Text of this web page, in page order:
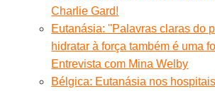
Charlie Gard!
Eutanásia: ''Palavras claras do
hidratar à força também é uma
Entrevista com Mina Welby
Bélgica: Eutanásia nos